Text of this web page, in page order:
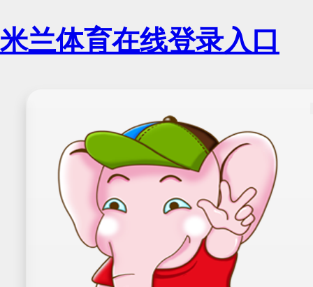
米兰体育在线登录入口